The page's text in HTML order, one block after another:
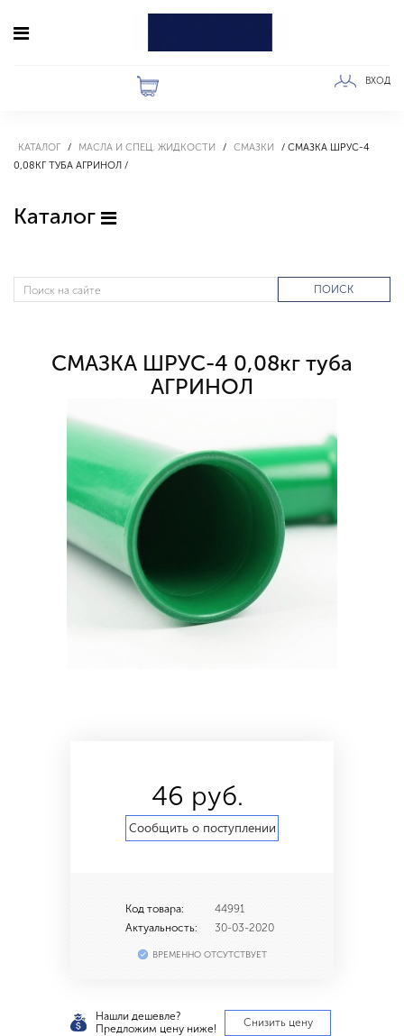
ВХОД
КАТАЛОГ МАСЛА И СПЕЦ. ЖИДКОСТИ СМАЗКИ
СМАЗКА ШРУС-4
0,08КГ ТУБА АГРИНОЛ
Каталог
ПОИСК
СМАЗКА ШРУС-4 0,08кг туба
АГРИНОЛ
46 руб.
Сообщить о поступлении
Код товара:
44991
Актуальность:
30-03-2020
ВРЕМЕННО ОТСУТСТВУЕТ
Нашли дешевле?
Предложим цену ниже!
Снизить цену